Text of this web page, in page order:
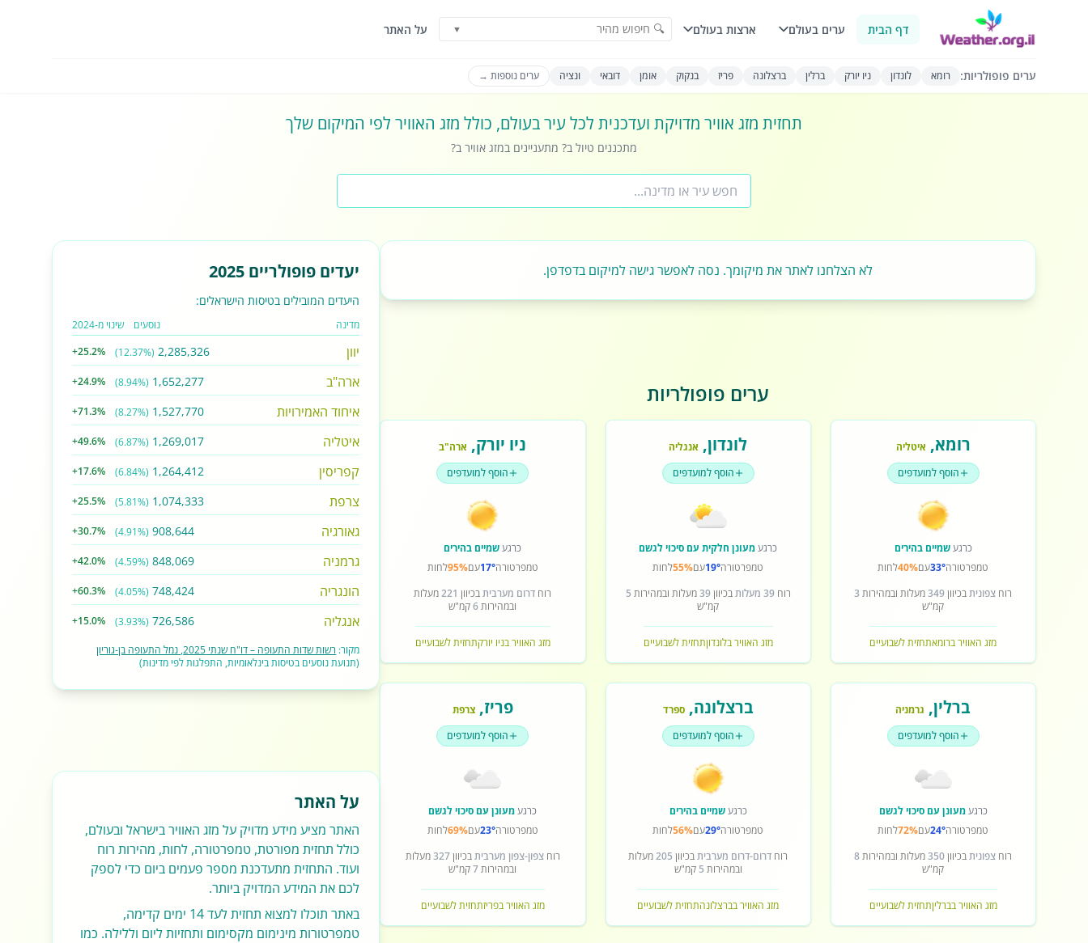
דף הבית ערים בעולם ארצות בעולם 🔍 חיפוש מהיר ▼ על האתר
ערים פופולריות: רומא לונדון ניו יורק ברלין ברצלונה פריז בנקוק אומן דובאי ונציה ערים נוספות →
תחזית מזג אוויר מדויקת ועדכנית לכל עיר בעולם, כולל מזג האוויר לפי המיקום שלך
מתכננים טיול ב? מתעניינים במזג אוויר ב?
לא הצלחנו לאתר את מיקומך. נסה לאפשר גישה למיקום בדפדפן.
ערים פופולריות
רומא, איטליה
הוסף למועדפים
כרגעשמיים בהירים
טמפרטורה33°עם40%לחות
רוח צפוניתבכיוון349מעלות ובמהירות 3
קמ"ש
מזג האוויר ברומאתחזית לשבועיים
לונדון, אנגליה
הוסף למועדפים
כרגעמעונן חלקית עם סיכוי לגשם
טמפרטורה19°עם55%לחות
רוח39 מעלות בכיוון39מעלות ובמהירות 5
קמ"ש
מזג האוויר בלונדוןתחזית לשבועיים
ניו יורק, ארה"ב
הוסף למועדפים
כרגעשמיים בהירים
טמפרטורה17°עם95%לחות
רוח דרום מערביתבכיוון 221מעלות
ובמהירות6קמ"ש
מזג האוויר בניו יורקתחזית לשבועיים
ברלין, גרמניה
הוסף למועדפים
כרגעמעונן עם סיכוי לגשם
טמפרטורה24°עם72%לחות
רוח צפוניתבכיוון350מעלות ובמהירות8
קמ"ש
מזג האוויר בברליןתחזית לשבועיים
ברצלונה,ספרד
הוסף למועדפים
כרגעשמיים בהירים
טמפרטורה29°עם56%לחות
רוח דרום-דרום מערביתבכיוון 205מעלות
ובמהירות 5 קמ"ש
מזג האוויר בברצלונהתחזית לשבועיים
פריז,צרפת
הוסף למועדפים
כרגעמעונן עם סיכוי לגשם
טמפרטורה23°עם69%לחות
רוחצפון-צפון מערביתבכיוון327מעלות
ובמהירות7קמ"ש
מזג האוויר בפריזתחזית לשבועיים
יעדים פופולריים 2025
היעדים המובילים בטיסות הישראלים:
מדינה נוסעים שינוי מ-2024
יוון 2,285,326
(12.37%)
+25.2%
ארה"ב 1,652,277
(8.94%)
+24.9%
איחוד האמירויות 1,527,770
(8.27%)
+71.3%
איטליה 1,269,017
(6.87%)
+49.6%
קפריסין 1,264,412
(6.84%)
+17.6%
צרפת 1,074,333
(5.81%)
+25.5%
גאורגיה 908,644
(4.91%)
+30.7%
גרמניה 848,069
(4.59%)
+42.0%
הונגריה 748,424
(4.05%)
+60.3%
אנגליה 726,586
(3.93%)
+15.0%
מקור: רשות שדות התעופה – דו"ח שנתי 2025, נמל התעופה בן-גוריון
(תנועת נוסעים בטיסות בינלאומיות, התפלגות לפי מדינות)
על האתר
האתר מציע מידע מדויק על מזג האוויר בישראל ובעולם,
כולל תחזית מפורטת, טמפרטורה, לחות, מהירות רוח
ועוד. התחזית מתעדכנת מספר פעמים ביום כדי לספק
לכם את המידע המדויק ביותר.
באתר תוכלו למצוא תחזית לעד 14 ימים קדימה,
טמפרטורות מינימום מקסימום ותחזיות ליום וללילה. כמו